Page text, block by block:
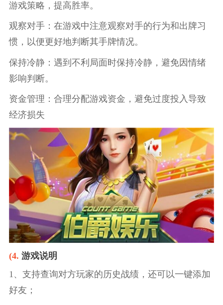
游戏策略，提高胜率。
观察对手：在游戏中注意观察对手的行为和出牌习
惯，以便更好地判断其手牌情况。
保持冷静：遇到不利局面时保持冷静，避免因情绪
影响判断。
资金管理：合理分配游戏资金，避免过度投入导致
经济损失
(4. 游戏说明
1、支持查询对方玩家的历史战绩，还可以一键添加
好友；